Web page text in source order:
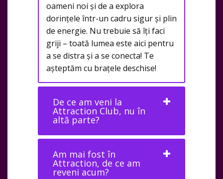
oameni noi și de a explora
dorințele într-un cadru sigur și plin
de energie. Nu trebuie să îți faci
griji – toată lumea este aici pentru
a se distra și a se conecta! Te
așteptăm cu brațele deschise!
De ce am veni la
Attraction Club, nu în
altă parte?
Am mai fost în
Attraction, de ce am
reveni acum?